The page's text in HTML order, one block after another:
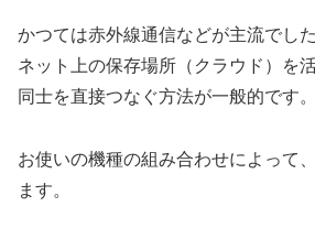
かつては赤外線通信などが主流でし
ネット上の保存場所（クラウド）を
同士を直接つなぐ方法が一般的です。
お使いの機種の組み合わせによって
ます。